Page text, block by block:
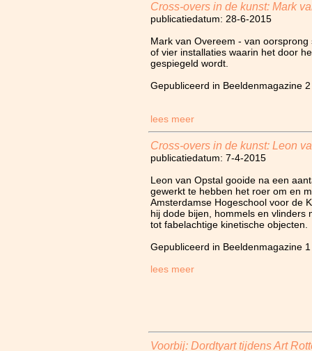
Cross-overs in de kunst: Mark
publicatiedatum: 28-6-2015
Mark van Overeem - van
of vier installaties waarin het door
gespiegeld wordt.
Gepubliceerd in Beeldenmagazine
lees meer
Cross-overs in de kunst: Leon
publicatiedatum: 7-4-2015
Leon van Opstal gooide na een
gewerkt te hebben het roer om en
Amsterdamse Hogeschool voor de
hij dode bijen, hommels en vlinders
tot fabelachtige kinetische objecten.
Gepubliceerd in Beeldenmagazine
lees meer
Voorbij: Dordtyart tijdens Art